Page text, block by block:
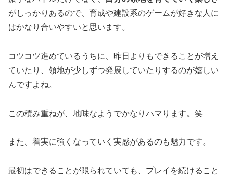
がしっかりあるので、育成や建設系のゲームが好きな人に
はかなり合いやすいと思います。
コツコツ進めているうちに、昨日よりもできることが増え
ていたり、領地が少しずつ発展していたりするのが嬉しい
んですよね。
この積み重ねが、地味なようでかなりハマります。笑
また、着実に強くなっていく実感があるのも魅力です。
最初はできることが限られていても、プレイを続けること